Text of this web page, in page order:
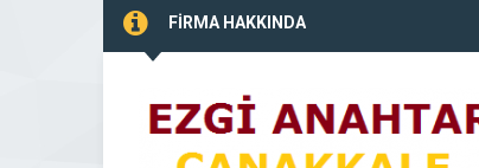
FİRMA HAKKINDA